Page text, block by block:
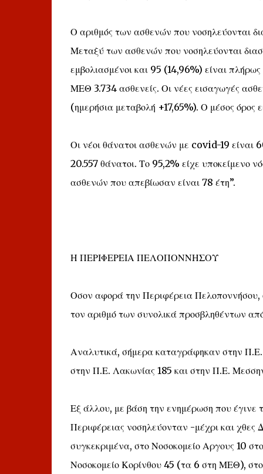
Ο αριθμός των ασθενών που νοσηλεύονται
Μεταξύ των ασθενών που νοσηλεύονται
εμβολιασμένοι και 95 (14,96%) είναι
ΜΕΘ 3.734 ασθενείς. Οι νέες εισαγωγές
(ημερήσια μεταβολή +17,65%). Ο μέσος όρος
Οι νέοι θάνατοι ασθενών με covid-19 είναι
20.557 θάνατοι. Το 95,2% είχε υποκείμενο
ασθενών που απεβίωσαν είναι 78 έτη”.
Η ΠΕΡΙΦΕΡΕΙΑ ΠΕΛΟΠΟΝΝΗΣΟΥ
Οσον αφορά την Περιφέρεια
τον αριθμό των συνολικά προσβληθέντων
Αναλυτικά, σήμερα καταγράφηκαν στην
στην Π.Ε. Λακωνίας 185 και στην Π.Ε.
Εξ άλλου, με βάση την ενημέρωση που έγινε
Περιφέρειας νοσηλεύονταν -μέχρι και
συγκεκριμένα, στο Νοσοκομείο Αργους 10
Νοσοκομείο Κορίνθου 45 (τα 6 στη ΜΕΘ),